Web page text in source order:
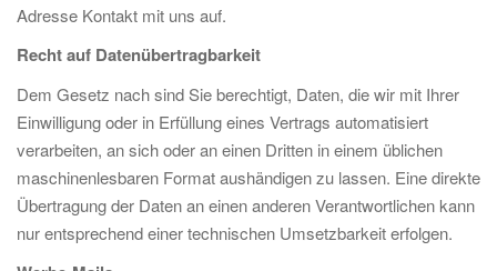
Adresse Kontakt mit uns auf.
Recht auf Datenübertragbarkeit
Dem Gesetz nach sind Sie berechtigt, Daten, die wir mit Ihrer
Einwilligung oder in Erfüllung eines Vertrags automatisiert
verarbeiten, an sich oder an einen Dritten in einem üblichen
maschinenlesbaren Format aushändigen zu lassen. Eine direkte
Übertragung der Daten an einen anderen Verantwortlichen kann
nur entsprechend einer technischen Umsetzbarkeit erfolgen.